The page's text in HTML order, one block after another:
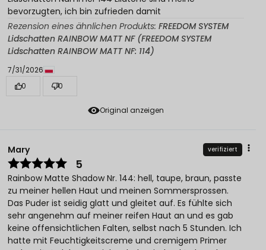
Original anzeigen
bevorzugten, ich bin zufrieden damit
Rezension eines ähnlichen Produkts: FREEDOM SYSTEM
Lidschatten RAINBOW MATT NF (FREEDOM SYSTEM
Lidschatten RAINBOW MATT NF: 114)
7/31/2026
0
0
Mary verifiziert
5
Rainbow Matte Shadow Nr. 144: hell, taupe, braun, passte
zu meiner hellen Haut und meinen Sommersprossen.
Das Puder ist seidig glatt und gleitet auf. Es fühlte sich
sehr angenehm auf meiner reifen Haut an und es gab
keine offensichtlichen Falten, selbst nach 5 Stunden. Ich
hatte mit Feuchtigkeitscreme und cremigem Primer